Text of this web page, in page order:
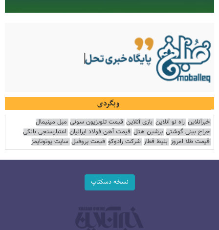
وبگردی
خبرآنلاین راه نو آنلاین بازی آنلاین قیمت تلویزیون سونی مبل مینیمال
جراح بینی گوشتی پرشین هتل قیمت آهن فولاد ایرانیان اعتبارسنجی بانکی
قیمت طلا امروز بلیط قطار شرکت رادوکو قیمت پروفیل سایت یوتوتایمز
نسخه دسکتاپ